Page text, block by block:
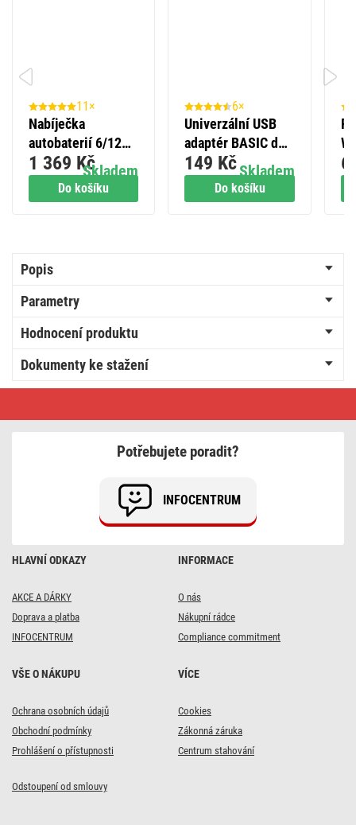
Do košíku
11×
Nabíječka
autobaterií 6/12V
4A
Skladem
1 369 Kč
Do košíku
6×
Univerzální USB
adaptér BASIC do
sítě 10 W max.Skladem
149 Kč
11x
Nabíječka autobaterií
6/12V 4A
1 095 Kč s kódem:
Popis
Parametry
Hodnocení produktu
Dokumenty ke stažení
HLAVNÍ ODKAZY
AKCE A DÁRKY
Doprava a platba
INFOCENTRUM
INFORMACE
O nás
Nákupní rádce
Compliance commitment
VŠE O NÁKUPU
Ochrana osobních údajů
Obchodní podmínky
Prohlášení o přístupnosti
VÍCE
Cookies
Zákonná záruka
Centrum stahování
Odstoupení od smlouvy
Potřebujete poradit?
INFOCENTRUM